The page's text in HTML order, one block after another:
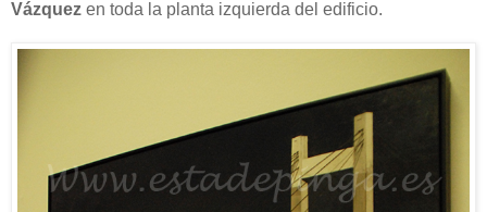
Vázquez en toda la planta izquierda del edificio.